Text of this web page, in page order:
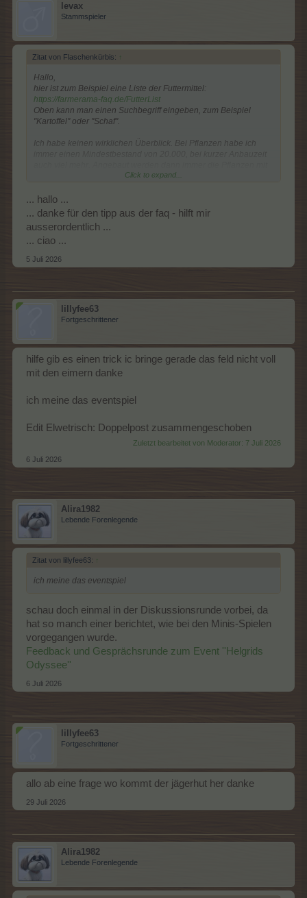
levax
Stammspieler
Zitat von Flaschenkürbis: ↑
Hallo,
hier ist zum Beispiel eine Liste der Futtermittel:
https://farmerama-faq.de/FutterList
Oben kann man einen Suchbegriff eingeben, zum Beispiel
"Kartoffel" oder "Schaf".
Ich habe keinen wirklichen Überblick. Bei Pflanzen habe ich
dem geringsten Bestand.Click to expand...
... hallo ...
... danke für den tipp aus der faq - hilft mir
ausserordentlich ...
... ciao ...
5 Juli 2026
lillyfee63
Fortgeschrittener
hilfe gib es einen trick ic bringe gerade das feld nicht voll
mit den eimern danke
ich meine das eventspiel
Edit Elwetrisch: Doppelpost zusammengeschoben
Zuletzt bearbeitet von Moderator: 7 Juli 2026
6 Juli 2026
Alira1982
Lebende Forenlegende
Zitat von lillyfee63: ↑
ich meine das eventspiel
schau doch einmal in der Diskussionsrunde vorbei, da
hat so manch einer berichtet, wie bei den Minis-Spielen
vorgegangen wurde.
Feedback und Gesprächsrunde zum Event ''Helgrids
Odyssee''
6 Juli 2026
lillyfee63
Fortgeschrittener
allo ab eine frage wo kommt der jägerhut her danke
29 Juli 2026
Alira1982
Lebende Forenlegende